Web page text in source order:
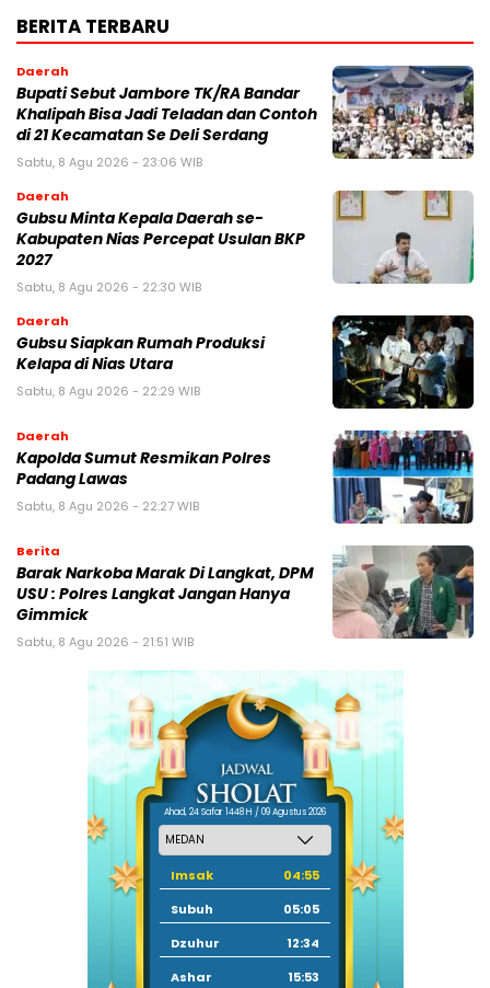
BERITA TERBARU
Daerah
Bupati Sebut Jambore TK/RA Bandar
Khalipah Bisa Jadi Teladan dan Contoh
di 21 Kecamatan Se Deli Serdang
Sabtu, 8 Agu 2026 - 23:06 WIB
Daerah
Gubsu Minta Kepala Daerah se-
Kabupaten Nias Percepat Usulan BKP
2027
Sabtu, 8 Agu 2026 - 22:30 WIB
Daerah
Gubsu Siapkan Rumah Produksi
Kelapa di Nias Utara
Sabtu, 8 Agu 2026 - 22:29 WIB
Daerah
Kapolda Sumut Resmikan Polres
Padang Lawas
Sabtu, 8 Agu 2026 - 22:27 WIB
Berita
Barak Narkoba Marak Di Langkat, DPM
USU : Polres Langkat Jangan Hanya
Gimmick
Sabtu, 8 Agu 2026 - 21:51 WIB
Ahad, 24 Safar 1448 H / 09 Agustus 2026
Imsak
04:55
Subuh
05:05
Dzuhur
12:34
Ashar
15:53